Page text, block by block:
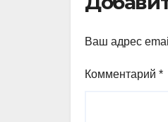
Ваш адрес
Комментарий *